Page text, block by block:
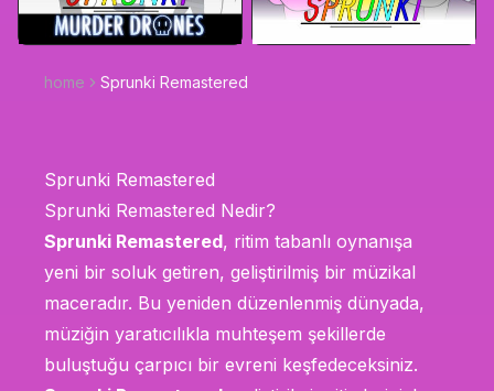
home Sprunki Remastered
Sprunki Remastered
Sprunki Remastered Nedir?
Sprunki Remastered, ritim tabanlı oynanışa
yeni bir soluk getiren, geliştirilmiş bir müzikal
maceradır. Bu yeniden düzenlenmiş dünyada,
müziğin yaratıcılıkla muhteşem şekillerde
buluştuğu çarpıcı bir evreni keşfedeceksiniz.